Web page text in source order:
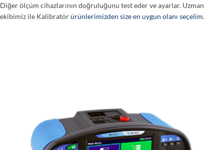
Diğer ölçüm cihazlarının doğruluğunu test eder ve ayarlar. Uzman
ekibimiz ile Kalibratörürünlerimizden size en uygun olanı seçelim.